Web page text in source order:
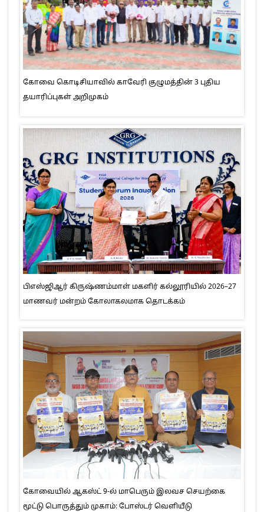
கோவை கொடிசியாவில் காவேரி குழுமத்தின் 3 புதிய
தயாரிப்புகள் அறிமுகம்
பிஎஸ்ஜிஆர் கிருஷ்ணம்மாள் மகளிர் கல்லூரியில் 2026–27
மாணவர் மன்றம் கோலாகலமாக தொடக்கம்
கோவையில் ஆகஸ்ட் 9-ல் மாபெரும் இலவச செயற்கை
மூட்டு பொருத்தும் முகாம்: போஸ்டர் வெளியீடு